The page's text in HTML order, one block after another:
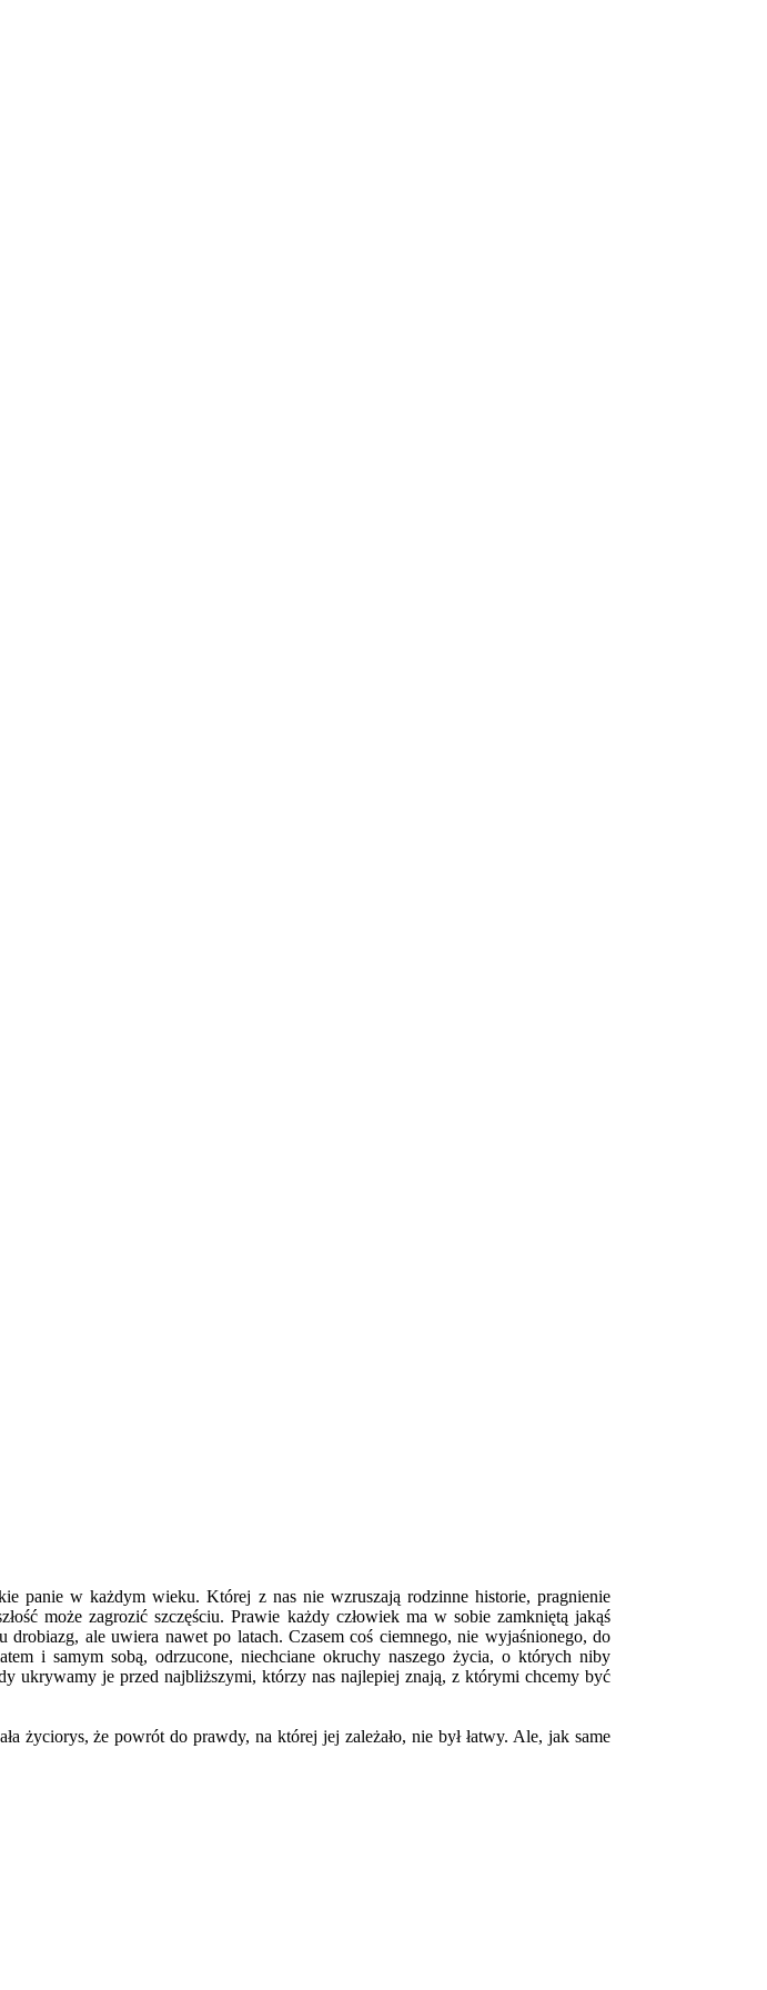
panie w każdym wieku. Której z nas nie wzruszają rodzinne historie, pragnienie
może zagrozić szczęściu. Prawie każdy człowiek ma w sobie zamkniętą jakąś
ale uwiera nawet po latach. Czasem coś ciemnego, nie wyjaśnionego, do
i samym sobą, odrzucone, niechciane okruchy naszego życia, o których niby
ukrywamy je przed najbliższymi, którzy nas najlepiej znają, z którymi chcemy być
życiorys, że powrót do prawdy, na której jej zależało, nie był łatwy. Ale, jak same